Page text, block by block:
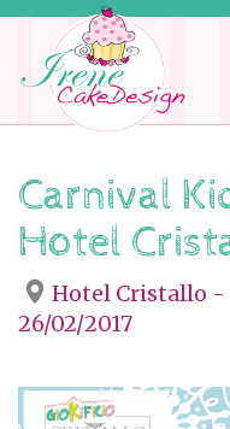
Carnival
Hotel
Hotel Cristallo -
26/02/2017